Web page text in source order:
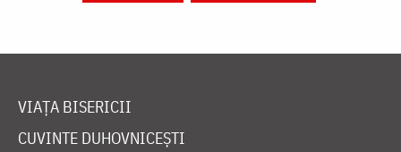
VIAȚA BISERICII
CUVINTE DUHOVNICEȘTI